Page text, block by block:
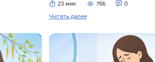
23 мин. 766 0
Читать далее